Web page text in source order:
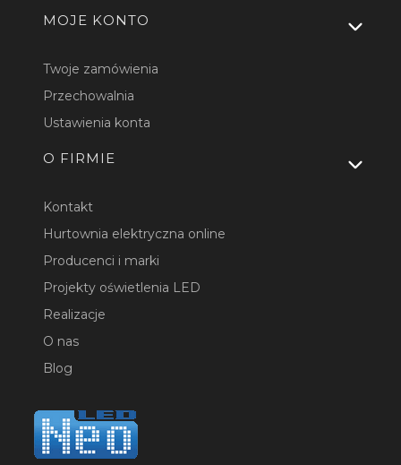
MOJE KONTO
Twoje zamówienia
Przechowalnia
Ustawienia konta
O FIRMIE
Kontakt
Hurtownia elektryczna online
Producenci i marki
Projekty oświetlenia LED
Realizacje
O nas
Blog